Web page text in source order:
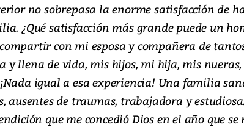
no sobrepasa la enorme satisfacción de
¿Qué satisfacción más grande puede un
con mi esposa y compañera de
y llena de vida, mis hijos, mi hija, mis
igual a esa experiencia! Una familia
ausentes de traumas, trabajadora y
que me concedió Dios en el año que se